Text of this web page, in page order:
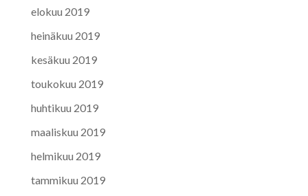
elokuu 2019
heinäkuu 2019
kesäkuu 2019
toukokuu 2019
huhtikuu 2019
maaliskuu 2019
helmikuu 2019
tammikuu 2019